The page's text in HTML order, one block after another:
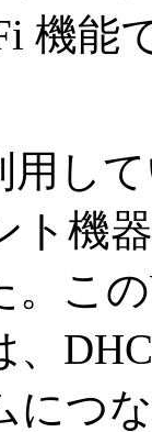
機
用し
ト機
。こ
につ